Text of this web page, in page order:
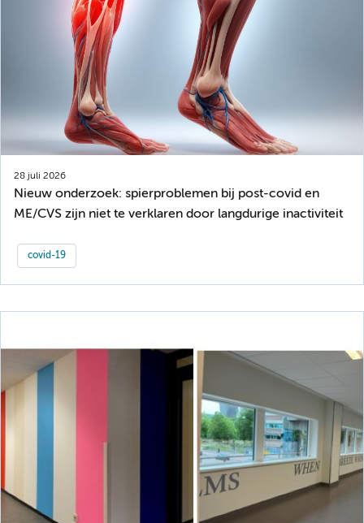
28 juli 2026
Nieuw onderzoek: spierproblemen bij post-covid en
ME/CVS zijn niet te verklaren door langdurige inactiviteit
covid-19